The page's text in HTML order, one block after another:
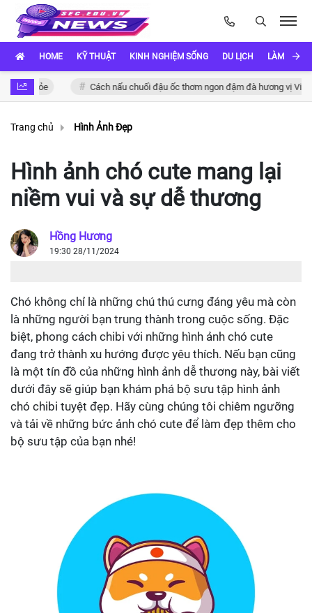
HOME KỸ THUẬT KINH NGHIỆM SỐNG DU LỊCH LÀM ĐẸP
Cách nấu chuối đậu ốc thơm ngon đậm đà hương vị Việt
Trang chủ Hình Ảnh Đẹp
Hình ảnh chó cute mang lại
niềm vui và sự dễ thương
Hồng Hương
19:30 28/11/2024
Chó không chỉ là những chú thú cưng đáng yêu mà còn
là những người bạn trung thành trong cuộc sống. Đặc
biệt, phong cách chibi với những hình ảnh chó cute
đang trở thành xu hướng được yêu thích. Nếu bạn cũng
là một tín đồ của những hình ảnh dễ thương này, bài viết
dưới đây sẽ giúp bạn khám phá bộ sưu tập hình ảnh
chó chibi tuyệt đẹp. Hãy cùng chúng tôi chiêm ngưỡng
và tải về những bức ảnh chó cute để làm đẹp thêm cho
bộ sưu tập của bạn nhé!